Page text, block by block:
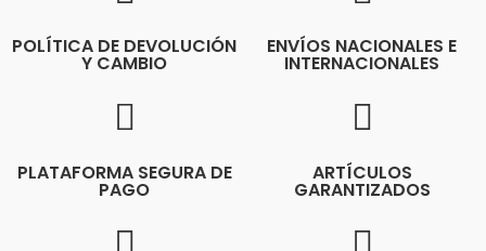
POLÍTICA DE DEVOLUCIÓN
Y CAMBIO
ENVÍOS NACIONALES E
INTERNACIONALES
PLATAFORMA SEGURA DE
PAGO
ARTÍCULOS
GARANTIZADOS